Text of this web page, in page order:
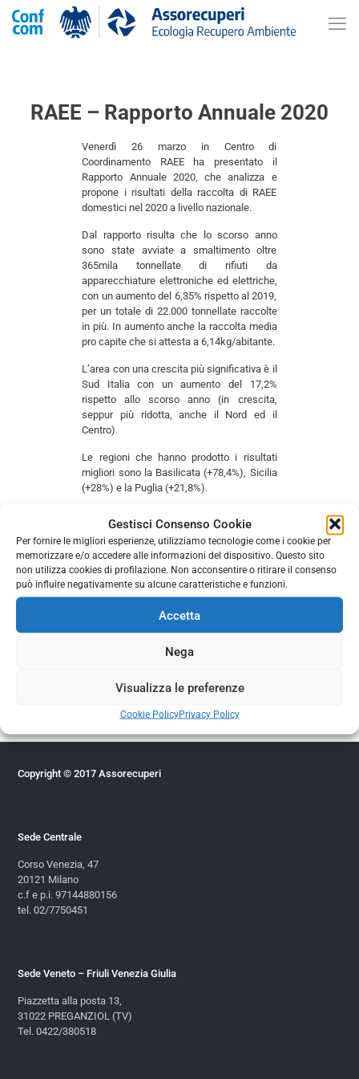
Gestisci Consenso Cookie
Per fornire le migliori esperienze, utilizziamo tecnologie come i cookie per
memorizzare e/o accedere alle informazioni del dispositivo. Questo sito
non utilizza cookies di profilazione. Non acconsentire o ritirare il consenso
può influire negativamente su alcune caratteristiche e funzioni.
Accetta
Nega
Visualizza le preferenze
Cookie PolicyPrivacy Policy
RAEE – Rapporto Annuale 2020
Venerdì 26 marzo in Centro di
Coordinamento RAEE ha presentato il
Rapporto Annuale 2020, che analizza e
propone i risultati della raccolta di RAEE
domestici nel 2020 a livello nazionale.
Dal rapporto risulta che lo scorso anno
sono state avviate a smaltimento oltre
365mila tonnellate di rifiuti da
apparecchiature elettroniche ed elettriche,
con un aumento del 6,35% rispetto al 2019,
per un totale di 22.000 tonnellate raccolte
in più. In aumento anche la raccolta media
pro capite che si attesta a 6,14kg/abitante.
L’area con una crescita più significativa è il
Sud Italia con un aumento del 17,2%
rispetto allo scorso anno (in crescita,
seppur più ridotta, anche il Nord ed il
Centro).
Le regioni che hanno prodotto i risultati
migliori sono la Basilicata (+78,4%), Sicilia
(+28%) e la Puglia (+21,8%).
italiana con la raccolta pro capite
maggiore; per le regioni del Centro la
Toscana si classifica nuovamente al primo
posto.
CLICCA QUIper visionare il Rapporto
Copyright © 2017 Assorecuperi
Sede Centrale
Corso Venezia, 47
20121 Milano
c.f e p.i. 97144880156
tel. 02/7750451
Sede Veneto – Friuli Venezia Giulia
Piazzetta alla posta 13,
31022 PREGANZIOL (TV)
Tel. 0422/380518